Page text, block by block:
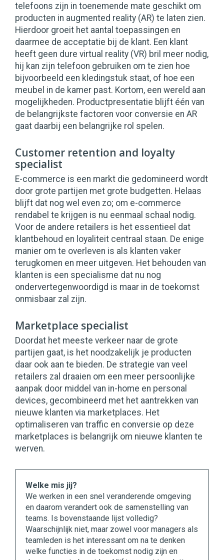
telefoons zijn in toenemende mate geschikt om
producten in augmented reality (AR) te laten zien.
Hierdoor groeit het aantal toepassingen en
daarmee de acceptatie bij de klant. Een klant
heeft geen dure virtual reality (VR) bril meer nodig,
hij kan zijn telefoon gebruiken om te zien hoe
bijvoorbeeld een kledingstuk staat, of hoe een
meubel in de kamer past. Kortom, een wereld aan
mogelijkheden. Productpresentatie blijft één van
de belangrijkste factoren voor conversie en AR
gaat daarbij een belangrijke rol spelen.
Customer retention and loyalty
specialist
E-commerce is een markt die gedomineerd wordt
door grote partijen met grote budgetten. Helaas
blijft dat nog wel even zo; om e-commerce
rendabel te krijgen is nu eenmaal schaal nodig.
Voor de andere retailers is het essentieel dat
klantbehoud en loyaliteit centraal staan. De enige
manier om te overleven is als klanten vaker
terugkomen en meer uitgeven. Het behouden van
klanten is een specialisme dat nu nog
ondervertegenwoordigd is maar in de toekomst
onmisbaar zal zijn.
Marketplace specialist
Doordat het meeste verkeer naar de grote
partijen gaat, is het noodzakelijk je producten
daar ook aan te bieden. De strategie van veel
retailers zal draaien om een meer persoonlijke
aanpak door middel van in-home en personal
devices, gecombineerd met het aantrekken van
nieuwe klanten via marketplaces. Het
optimaliseren van traffic en conversie op deze
marketplaces is belangrijk om nieuwe klanten te
werven.
Welke mis jij?
We werken in een snel veranderende omgeving
en daarom verandert ook de samenstelling van
teams. Is bovenstaande lijst volledig?
Waarschijnlijk niet, maar zowel voor managers als
teamleden is het interessant om na te denken
welke functies in de toekomst nodig zijn en